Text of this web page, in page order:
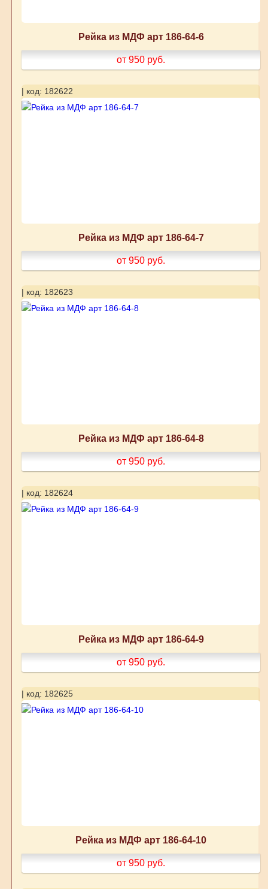
Рейка из МДФ арт 186-64-6
от 950 руб.
| код: 182622
Рейка из МДФ арт 186-64-7
от 950 руб.
| код: 182623
Рейка из МДФ арт 186-64-8
от 950 руб.
| код: 182624
Рейка из МДФ арт 186-64-9
от 950 руб.
| код: 182625
Рейка из МДФ арт 186-64-10
от 950 руб.